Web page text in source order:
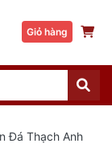
Giỏ hàng
Đá Thạch Anh